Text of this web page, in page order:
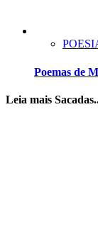
Poemas de
Leia mais